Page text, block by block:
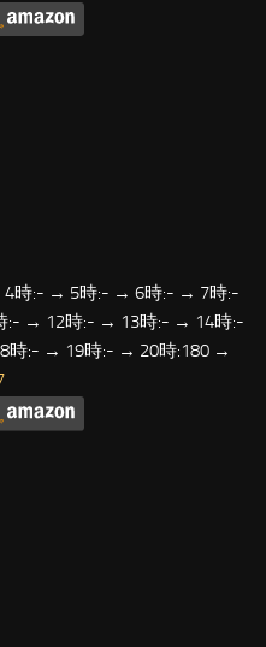
時:- → 5時:- → 6時:- → 7時:-
→ 12時:- → 13時:- → 14時:-
:- → 19時:- → 20時:180 →